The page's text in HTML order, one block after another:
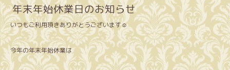
年末年始休業日のお知らせ
いつもご利用頂きありがとうございます☺️
今年の年末年始休業は